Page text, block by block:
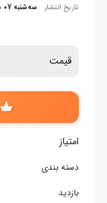
تاریخ انتشار سه‌شنبه 07 مرداد 1404
قیمت
امتیاز
دسته بندی
بازدید